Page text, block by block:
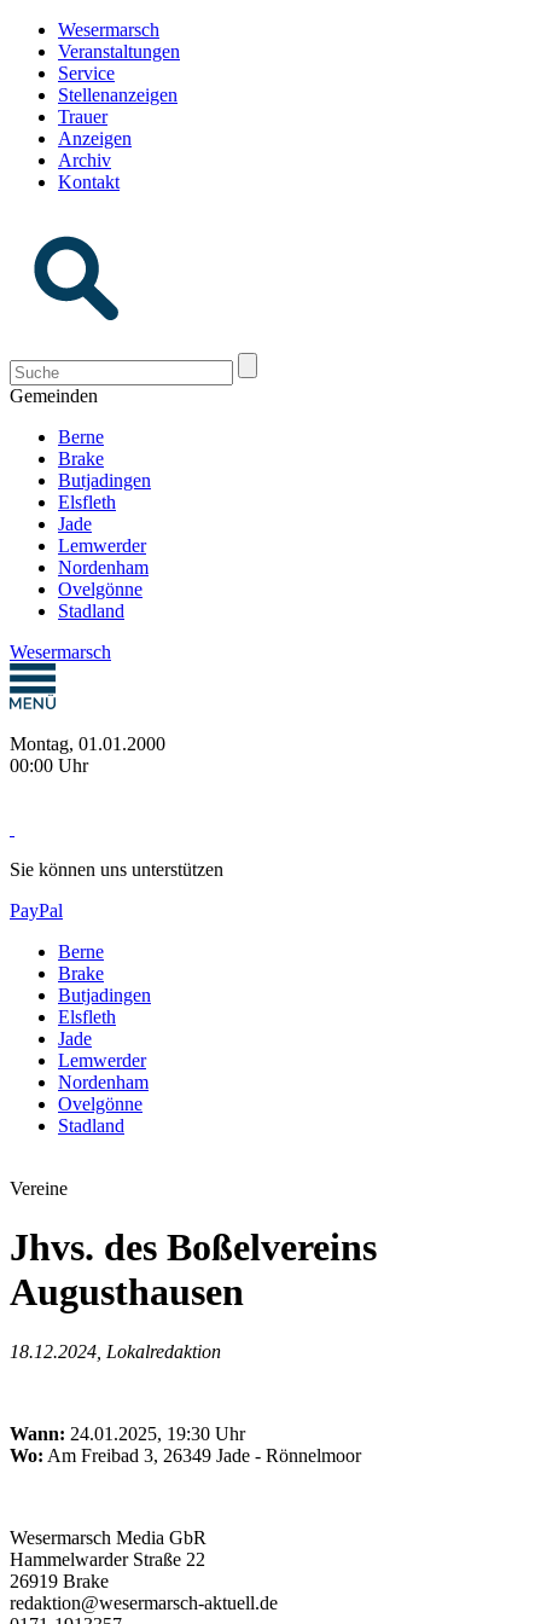
Wesermarsch
Veranstaltungen
Service
Stellenanzeigen
Trauer
Anzeigen
Archiv
Kontakt
Gemeinden
Berne
Brake
Butjadingen
Elsfleth
Jade
Lemwerder
Nordenham
Ovelgönne
Stadland
Wesermarsch
Montag, 01.01.2000
00:00 Uhr
Sie können uns unterstützen
PayPal
Berne
Brake
Butjadingen
Elsfleth
Jade
Lemwerder
Nordenham
Ovelgönne
Stadland
Vereine
Jhvs. des Boßelvereins
Augusthausen
18.12.2024, Lokalredaktion
Wann: 24.01.2025, 19:30 Uhr
Wo: Am Freibad 3, 26349 Jade - Rönnelmoor
Wesermarsch Media GbR
Hammelwarder Straße 22
26919 Brake
redaktion@wesermarsch-aktuell.de